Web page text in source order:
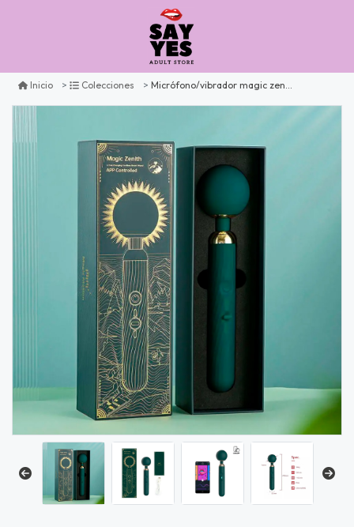
Inicio Colecciones Micrófono/vibrador magic zenith by magicmotion